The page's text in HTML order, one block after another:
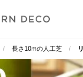
長さ10mの人工芝